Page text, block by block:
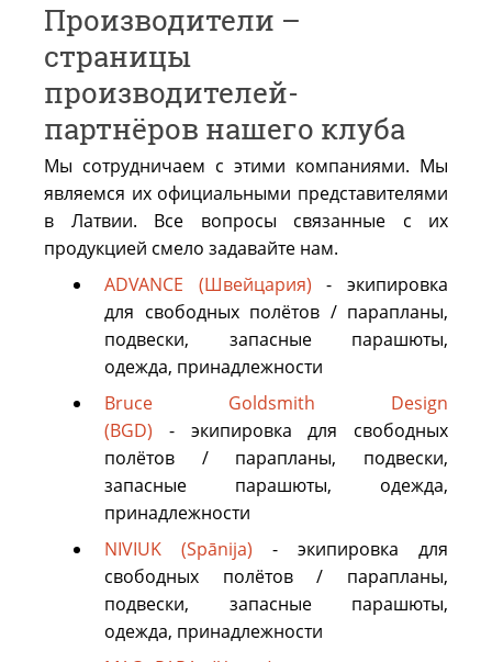
Производители –
страницы
производителей-
партнёров нашего клуба
Мы сотрудничаем с этими компаниями. Мы
являемся их официальными представителями
в Латвии. Все вопросы связанные с их
продукцией смело задавайте нам.
ADVANCE (Швейцария) - экипировка
для свободных полётов / парапланы,
подвески, запасные парашюты,
одежда, принадлежности
Bruce Goldsmith Design
(BGD) - экипировка для свободных
полётов / парапланы, подвески,
запасные парашюты, одежда,
принадлежности
NIVIUK (Spānija) - экипировка для
свободных полётов / парапланы,
подвески, запасные парашюты,
одежда, принадлежности